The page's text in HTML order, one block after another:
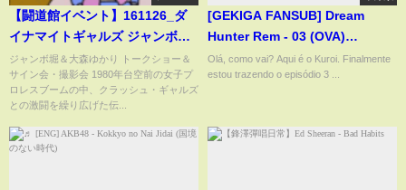
【闘道館イベント】161126_ダ
イナマイトギャルズ ジャンボ堀
＆大森ゆかり トークショー＆サ
イン会・撮影会
ジャンボ堀＆大森ゆかり トークショー＆
サイン会・撮影会 1980年台空前の女子プ
ロレスブームの中、クラッシュ・ギャルズ
との激闘を繰り広げた伝...
[GEKIGA FANSUB] Dream
Hunter Rem - 03 (OVA)
[DVD/720p]
Olá, como vai? Aqui é o Kuroi. Finalmente
estou trazendo o episódio 3 ...